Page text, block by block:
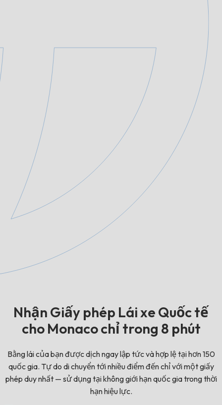
Nhận Giấy phép Lái xe Quốc tế
cho Monaco chỉ trong 8 phút
Bằng lái của bạn được dịch ngay lập tức và hợp lệ tại hơn 150
quốc gia. Tự do di chuyển tới nhiều điểm đến chỉ với một giấy
phép duy nhất — sử dụng tại không giới hạn quốc gia trong thời
hạn hiệu lực.